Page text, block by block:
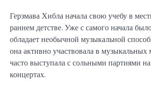
Герзмава Хибла начала свою учебу в
раннем детстве. Уже с самого начала
обладает необычной музыкальной
она активно участвовала в музыкальных
часто выступала с сольными партиями
концертах.